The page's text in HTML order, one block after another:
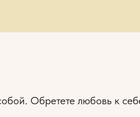
Обретете любовь к